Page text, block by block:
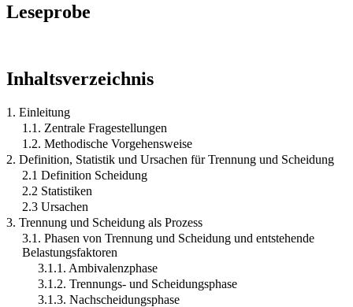
Leseprobe
Inhaltsverzeichnis
1. Einleitung
1.1. Zentrale Fragestellungen
1.2. Methodische Vorgehensweise
2. Definition, Statistik und Ursachen für Trennung und Scheidung
2.1 Definition Scheidung
2.2 Statistiken
2.3 Ursachen
3. Trennung und Scheidung als Prozess
3.1. Phasen von Trennung und Scheidung und entstehende
Belastungsfaktoren
3.1.1. Ambivalenzphase
3.1.2. Trennungs- und Scheidungsphase
3.1.3. Nachscheidungsphase